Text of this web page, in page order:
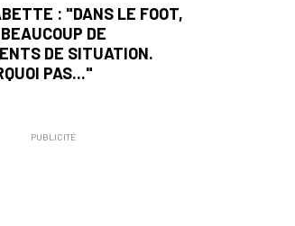
: "DANS LE FOOT,
DE
DE SITUATION.
PAS..."
PUBLICITÉ